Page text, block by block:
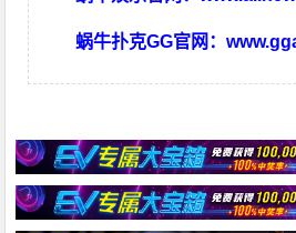
蜗牛扑克GG官网：